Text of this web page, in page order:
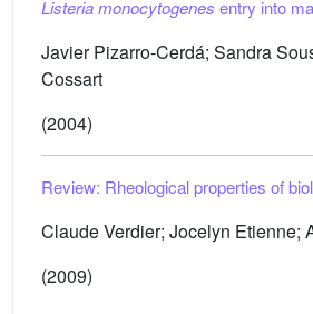
Listeria monocytogenes entry into
Javier Pizarro-Cerdá; Sandra
Cossart
(2004)
Review: Rheological properties of
Claude Verdier; Jocelyn Etienne;
(2009)